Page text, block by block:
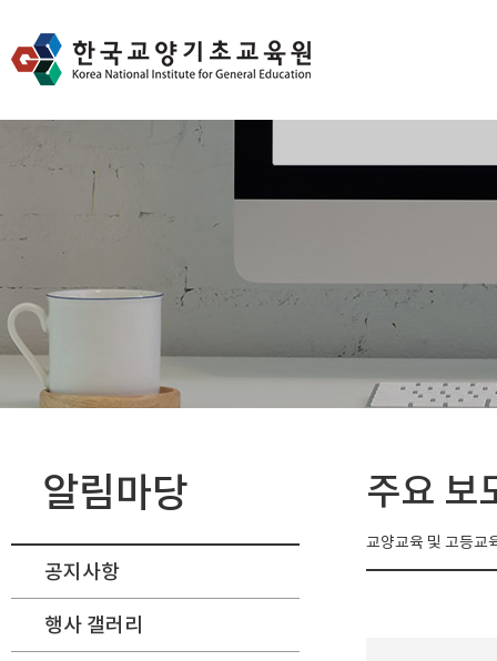
알림마당
공지사항
행사 갤러리
주요 보
교양교육 및 고등교